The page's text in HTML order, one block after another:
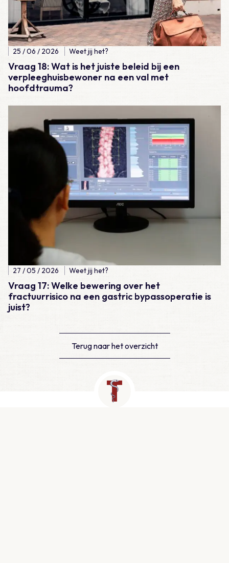
Vraag 18: Wat is het juiste beleid bij een
verpleeghuisbewoner na een val met
hoofdtrauma?
25 / 06 / 2026 Weet jij het?
Vraag 17: Welke bewering over het
fractuurrisico na een gastric bypassoperatie is
juist?
27 / 05 / 2026 Weet jij het?
Terug naar het overzicht